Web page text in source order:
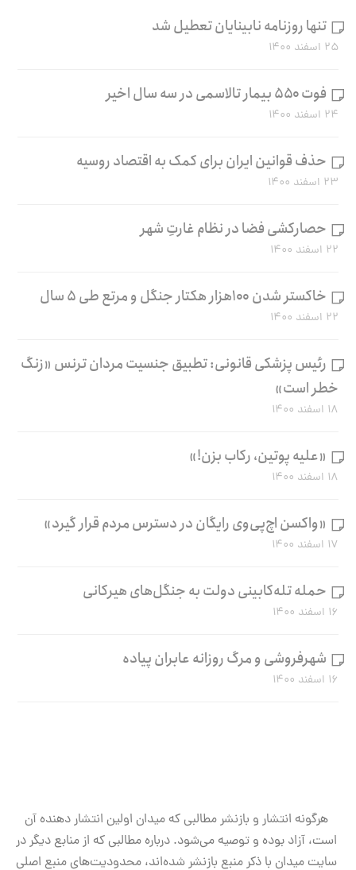
تنها روزنامه نابینایان تعطیل شد
۲۵ اسفند ۱۴۰۰
فوت ۵۵۰ بیمار تالاسمی در سه سال اخیر
۲۴ اسفند ۱۴۰۰
حذف قوانین ایران برای کمک به اقتصاد روسیه
۲۳ اسفند ۱۴۰۰
حصارکشی فضا در نظام غارتِ شهر
۲۲ اسفند ۱۴۰۰
خاکستر شدن ۱۰۰هزار هکتار جنگل و مرتع طی ۵ سال
۲۲ اسفند ۱۴۰۰
رئیس پزشکی قانونی: تطبیق جنسیت مردان ترنس «زنگ
خطر است»
۱۸ اسفند ۱۴۰۰
«علیه پوتین، رکاب بزن!»
۱۸ اسفند ۱۴۰۰
«واکسن اچ‌پی‌وی رایگان در دسترس مردم قرار گیرد»
۱۷ اسفند ۱۴۰۰
حمله تله‌کابینی دولت به جنگل‌های هیرکانی
۱۶ اسفند ۱۴۰۰
شهرفروشی و مرگ روزانه عابران پیاده
۱۶ اسفند ۱۴۰۰
هرگونه انتشار و بازنشر مطالبی که میدان اولین انتشار دهنده آن
است، آزاد بوده و توصیه می‌شود. درباره مطالبی که از منابع دیگر در
سایت میدان با ذکر منبع بازنشر شده‌اند، محدودیت‌های منبع اصلی